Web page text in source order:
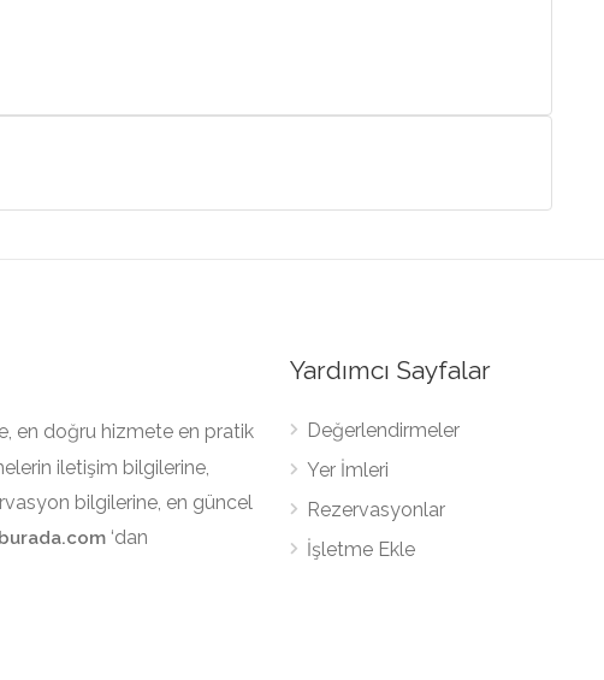
en doğru hizmete en pratik
iletişim bilgilerine,
bilgilerine, en güncel
‘dan
Yardımcı Sayfalar
Değerlendirmeler
Yer İmleri
Rezervasyonlar
İşletme Ekle